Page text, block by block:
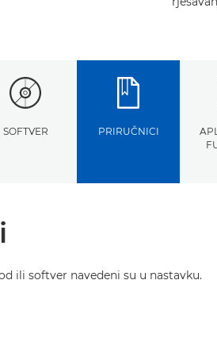
SOFTVER PRIRUČNICI
ili softver navedeni su u nastavku.